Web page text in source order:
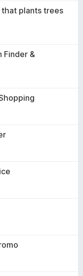
plants trees
Finder &